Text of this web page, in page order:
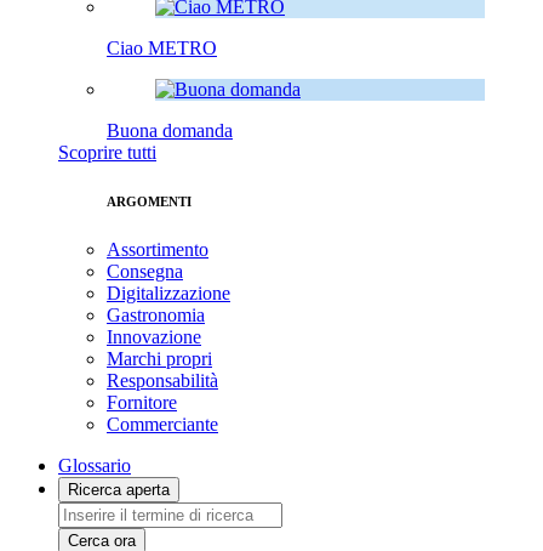
Ciao METRO
Buona domanda
Scoprire tutti
ARGOMENTI
Assortimento
Consegna
Digitalizzazione
Gastronomia
Innovazione
Marchi propri
Responsabilità
Fornitore
Commerciante
Glossario
Ricerca aperta
Cerca ora